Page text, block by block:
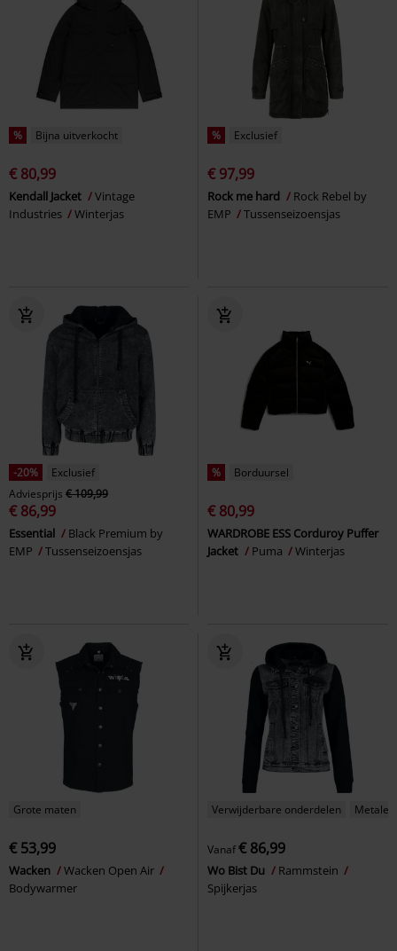
% Bijna uitverkocht
€ 80,99
Kendall Jacket
Vintage
Industries
Winterjas
% Exclusief
€ 97,99
Rock me hard
Rock Rebel by
EMP
Tussenseizoensjas
-20%
Exclusief
Adviesprijs € 109,99
€ 86,99
Essential
Black Premium by
EMP
Tussenseizoensjas
% Borduursel
€ 80,99
WARDROBE ESS Corduroy Puffer
Jacket
Puma Winterjas
Grote maten
€ 53,99
Wacken
Wacken Open Air
Bodywarmer
Verwijderbare onderdelen
Vanaf€ 86,99
Wo Bist Du
Rammstein
Spijkerjas